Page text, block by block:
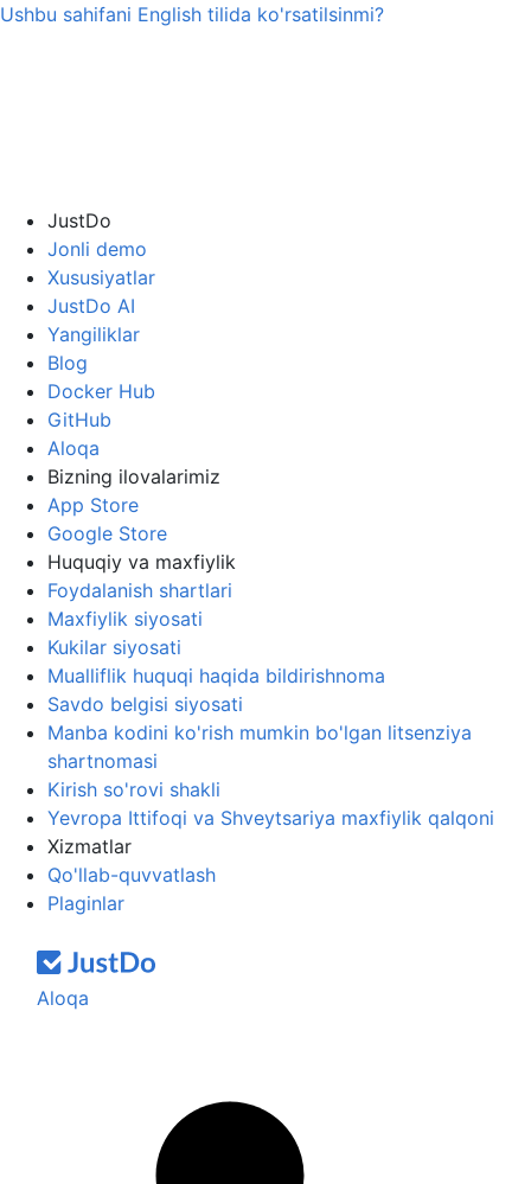
Ushbu sahifani English tilida ko'rsatilsinmi?
JustDo
Jonli demo
Xususiyatlar
JustDo AI
Yangiliklar
Blog
Docker Hub
GitHub
Aloqa
Bizning ilovalarimiz
App Store
Google Store
Huquqiy va maxfiylik
Foydalanish shartlari
Maxfiylik siyosati
Kukilar siyosati
Mualliflik huquqi haqida bildirishnoma
Savdo belgisi siyosati
Manba kodini ko'rish mumkin bo'lgan litsenziya
shartnomasi
Kirish so'rovi shakli
Yevropa Ittifoqi va Shveytsariya maxfiylik qalqoni
Xizmatlar
Qo'llab-quvvatlash
Plaginlar
Aloqa